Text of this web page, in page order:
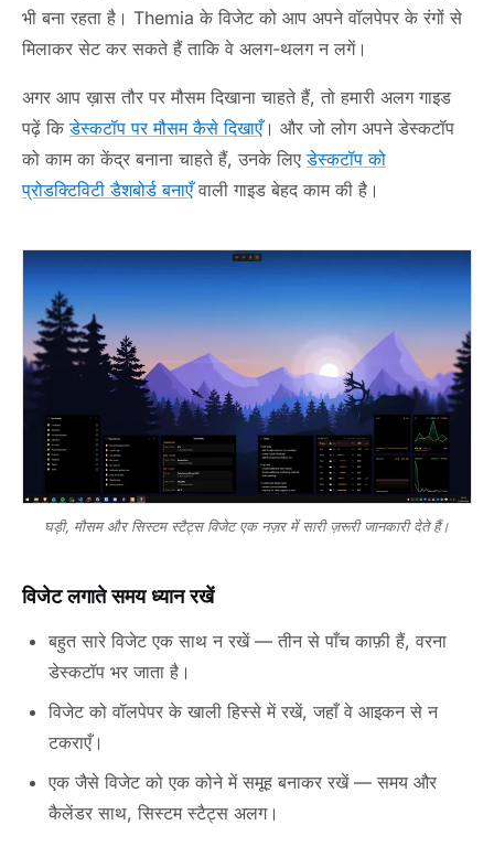
भी बना रहता है। Themia के विजेट को आप अपने वॉलपेपर के रंगों से
मिलाकर सेट कर सकते हैं ताकि वे अलग-थलग न लगें।
अगर आप ख़ास तौर पर मौसम दिखाना चाहते हैं, तो हमारी अलग गाइड
पढ़ें किडेस्कटॉप पर मौसम कैसे दिखाएँ। और जो लोग अपने डेस्कटॉप
को काम का केंद्र बनाना चाहते हैं, उनके लिएडेस्कटॉप को
प्रोडक्टिविटी डैशबोर्ड बनाएँवाली गाइड बेहद काम की है।
घड़ी, मौसम और सिस्टम स्टैट्स विजेट एक नज़र में सारी ज़रूरी जानकारी देते हैं।
विजेट लगाते समय ध्यान रखें
बहुत सारे विजेट एक साथ न रखें — तीन से पाँच काफ़ी हैं, वरना
डेस्कटॉप भर जाता है।
विजेट को वॉलपेपर के खाली हिस्से में रखें, जहाँ वे आइकन से न
टकराएँ।
एक जैसे विजेट को एक कोने में समूह बनाकर रखें — समय और
कैलेंडर साथ, सिस्टम स्टैट्स अलग।